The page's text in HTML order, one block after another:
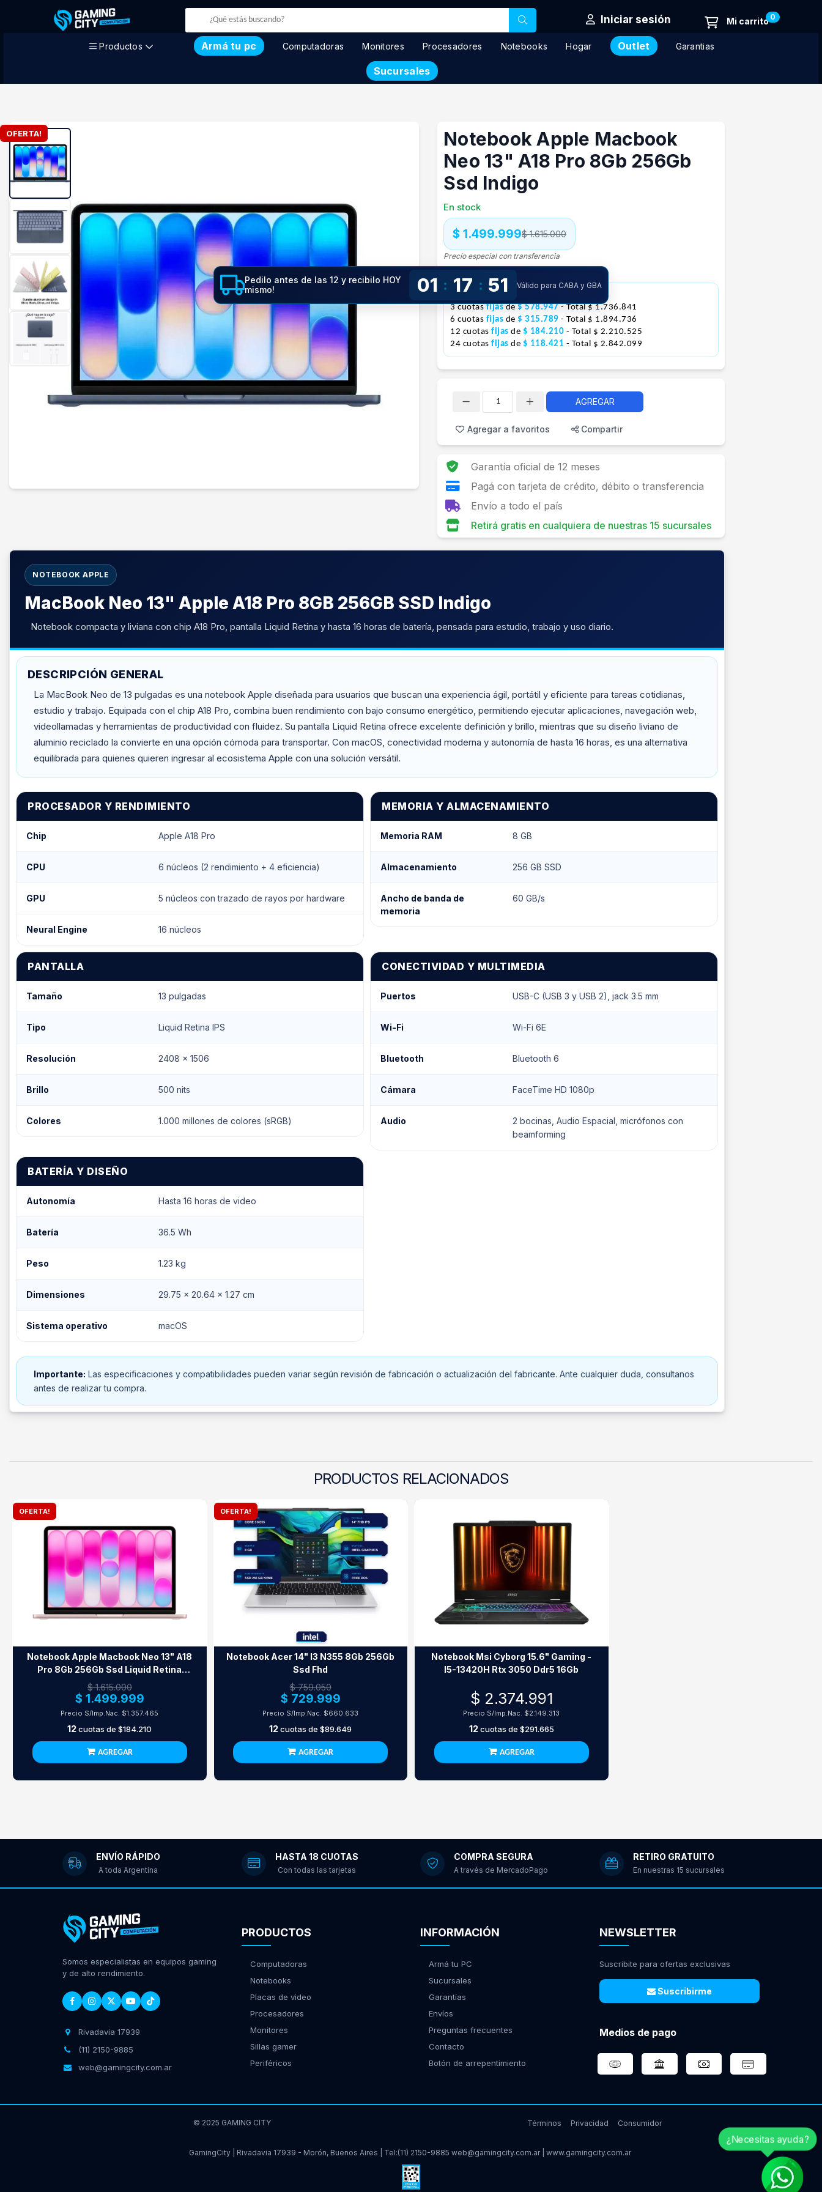
Iniciar sesión 0
Productos Armá tu pc Computadoras Monitores Procesadores Notebooks Hogar Outlet Garantias
Sucursales
OFERTA!
Notebook Apple Macbook
Neo 13" A18 Pro 8Gb 256Gb
Ssd Indigo
En stock
$ 1.615.000
$ 1.499.999
Precio especial con transferencia
Precio S/Imp.Nac.$1.357.465
3 cuotas fijas de $ 578.947 - Total $ 1.736.841
6 cuotas fijas de $ 315.789 - Total $ 1.894.736
12 cuotas fijas de $ 184.210 - Total $ 2.210.525
24 cuotas fijas de $ 118.421 - Total $ 2.842.099
Pedilo antes de las 12 y recibilo HOY
mismo!
01 : 17 : 50 Válido para CABA y GBA
AGREGAR
Agregar a favoritos Compartir
Garantía oficial de 12 meses
Pagá con tarjeta de crédito, débito o transferencia
Envío a todo el país
Retirá gratis en cualquiera de nuestras 15 sucursales
NOTEBOOK APPLE
MacBook Neo 13" Apple A18 Pro 8GB 256GB SSD Indigo
Notebook compacta y liviana con chip A18 Pro, pantalla Liquid Retina y hasta 16 horas de batería, pensada para estudio, trabajo y uso diario.
DESCRIPCIÓN GENERAL
La MacBook Neo de 13 pulgadas es una notebook Apple diseñada para usuarios que buscan una experiencia ágil, portátil y eficiente para tareas cotidianas,
estudio y trabajo. Equipada con el chip A18 Pro, combina buen rendimiento con bajo consumo energético, permitiendo ejecutar aplicaciones, navegación web,
videollamadas y herramientas de productividad con fluidez. Su pantalla Liquid Retina ofrece excelente definición y brillo, mientras que su diseño liviano de
aluminio reciclado la convierte en una opción cómoda para transportar. Con macOS, conectividad moderna y autonomía de hasta 16 horas, es una alternativa
equilibrada para quienes quieren ingresar al ecosistema Apple con una solución versátil.
PROCESADOR Y RENDIMIENTO
Chip Apple A18 Pro
CPU 6 núcleos (2 rendimiento + 4 eficiencia)
GPU 5 núcleos con trazado de rayos por hardware
Neural Engine 16 núcleos
MEMORIA Y ALMACENAMIENTO
Memoria RAM 8 GB
Almacenamiento 256 GB SSD
Ancho de banda de
memoria
60 GB/s
PANTALLA
Tamaño 13 pulgadas
Tipo Liquid Retina IPS
Resolución 2408 x 1506
Brillo 500 nits
Colores 1.000 millones de colores (sRGB)
CONECTIVIDAD Y MULTIMEDIA
Puertos USB-C (USB 3 y USB 2), jack 3.5 mm
Wi-Fi Wi-Fi 6E
Bluetooth Bluetooth 6
Cámara FaceTime HD 1080p
Audio
2 bocinas, Audio Espacial, micrófonos con
beamforming
BATERÍA Y DISEÑO
Autonomía Hasta 16 horas de video
Batería 36.5 Wh
Peso 1.23 kg
Dimensiones 29.75 x 20.64 x 1.27 cm
Sistema operativo macOS
Importante: Las especificaciones y compatibilidades pueden variar según revisión de fabricación o actualización del fabricante. Ante cualquier duda, consultanos
antes de realizar tu compra.
PRODUCTOS RELACIONADOS
OFERTA!
Notebook Apple Macbook Neo 13" A18
Pro 8Gb 256Gb Ssd Liquid Retina
Blush
$ 1.615.000
$ 1.499.999
Precio S/Imp.Nac. $1.357.465
12cuotas de$184.210
AGREGAR
OFERTA!
Notebook Acer 14" I3 N355 8Gb 256Gb
Ssd Fhd
$ 759.050
$ 729.999
Precio S/Imp.Nac. $660.633
12cuotas de$89.649
AGREGAR
Notebook Msi Cyborg 15.6" Gaming -
I5-13420H Rtx 3050 Ddr5 16Gb
$ 2.374.991
Precio S/Imp.Nac. $2.149.313
12cuotas de $291.665
AGREGAR
ENVÍO RÁPIDO
A toda Argentina
HASTA 18 CUOTAS
Con todas las tarjetas
COMPRA SEGURA
A través de MercadoPago
RETIRO GRATUITO
En nuestras 15 sucursales
Somos especialistas en equipos gaming
y de alto rendimiento.
Rivadavia 17939
(11) 2150-9885
web@gamingcity.com.ar
PRODUCTOS
Computadoras
Notebooks
Placas de video
Procesadores
Monitores
Sillas gamer
Periféricos
INFORMACIÓN
Armá tu PC
Sucursales
Garantías
Envíos
Preguntas frecuentes
Contacto
Botón de arrepentimiento
NEWSLETTER
Suscribite para ofertas exclusivas
Suscribirme
Medios de pago
© 2025 GAMING CITY Términos Privacidad Consumidor
GamingCity | Rivadavia 17939 - Morón, Buenos Aires | Tel:(11) 2150-9885 web@gamingcity.com.ar www.gamingcity.com.ar
¿Necesitas ayuda?